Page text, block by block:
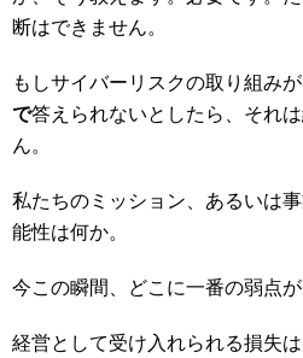
断はできません。
もしサイバーリスクの取り組み
で答えられないとしたら、それ
ん。
私たちのミッション、あるいは
能性は何か。
今この瞬間、どこに一番の弱点が
経営として受け入れられる損失